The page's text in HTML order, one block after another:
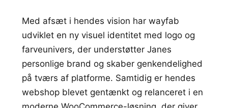
Med afsæt i hendes vision har wayfab
udviklet en ny visuel identitet med logo og
farveunivers, der understøtter Janes
personlige brand og skaber genkendelighed
på tværs af platforme. Samtidig er hendes
webshop blevet gentænkt og relanceret i en